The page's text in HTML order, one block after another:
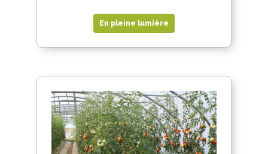
En pleine lumière